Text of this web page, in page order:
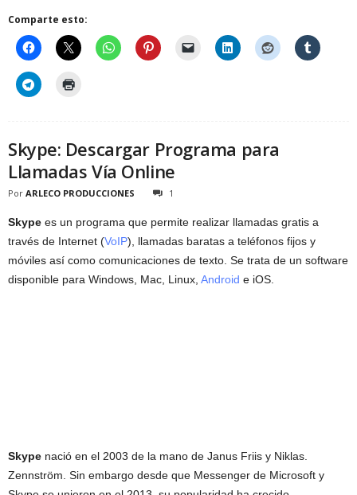
Comparte esto:
Skype: Descargar Programa para
Llamadas Vía Online
Por ARLECO PRODUCCIONES 1
Skype es un programa que permite realizar llamadas gratis a
través de Internet (VoIP), llamadas baratas a teléfonos fijos y
móviles así como comunicaciones de texto. Se trata de un software
disponible para Windows, Mac, Linux, Android e iOS.
Skype nació en el 2003 de la mano de Janus Friis y Niklas.
Zennström. Sin embargo desde que Messenger de Microsoft y